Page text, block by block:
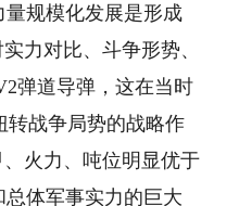
规模化发展是形成
力对比、斗争形势、
弹道导弹，这在当时
转战争局势的战略作
火力、吨位明显优于
体军事实力的巨大